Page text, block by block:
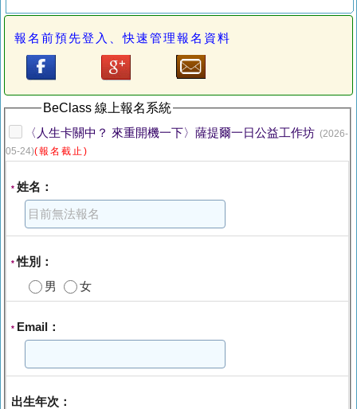
報名前預先登入、快速管理報名資料
BeClass 線上報名系統
〈人生卡關中？ 來重開機一下〉薩提爾一日公益工作坊 (2026-
05-24)(報名截止)
* 姓名：
*性別：
男
女
* Email：
出生年次：